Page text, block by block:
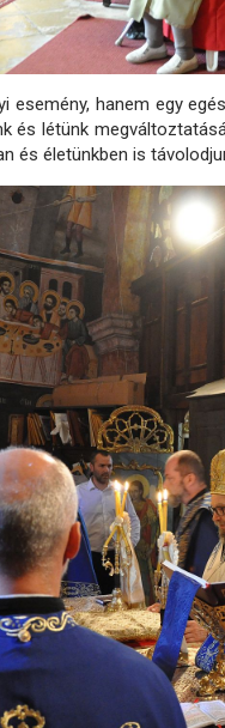
esemény, hanem egy
és létünk
és életünkben is